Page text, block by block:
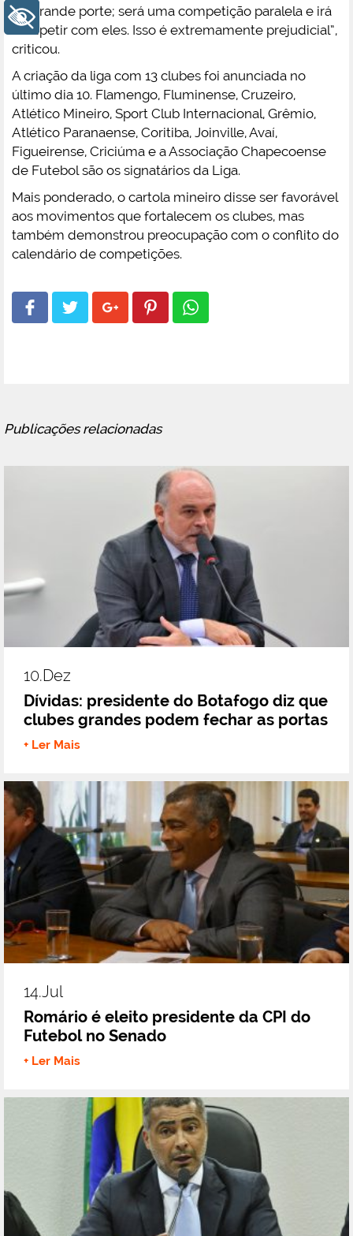
de grande porte; será uma competição paralela e irá
competir com eles. Isso é extremamente prejudicial”,
criticou.
A criação da liga com 13 clubes foi anunciada no
último dia 10. Flamengo, Fluminense, Cruzeiro,
Atlético Mineiro, Sport Club Internacional, Grêmio,
Atlético Paranaense, Coritiba, Joinville, Avaí,
Figueirense, Criciúma e a Associação Chapecoense
de Futebol são os signatários da Liga.
Mais ponderado, o cartola mineiro disse ser favorável
aos movimentos que fortalecem os clubes, mas
também demonstrou preocupação com o conflito do
calendário de competições.
Publicações relacionadas
10.dez
Dívidas: presidente do Botafogo diz que
clubes grandes podem fechar as portas
+ Ler Mais
14.jul
Romário é eleito presidente da CPI do
Futebol no Senado
+ Ler Mais
+ Acessibilidade